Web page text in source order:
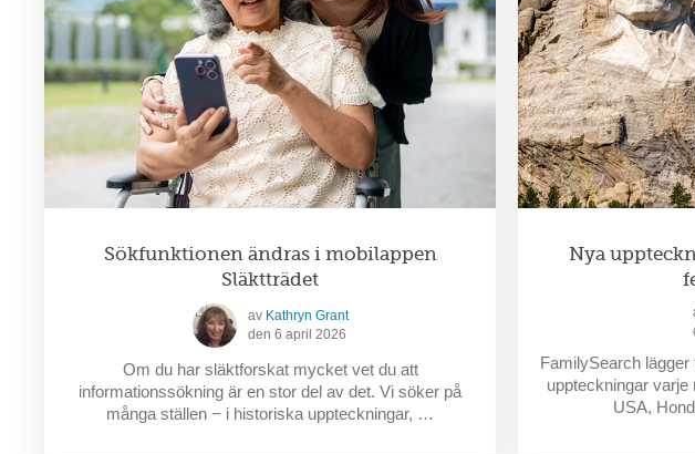
Sökfunktionen ändras i mobilappen
Släktträdet
av Kathryn Grant
den 6 april 2026
Om du har släktforskat mycket vet du att
informationssökning är en stor del av det. Vi söker på
många ställen − i historiska uppteckningar, …
Nya
FamilySearch
uppteckningar
USA,